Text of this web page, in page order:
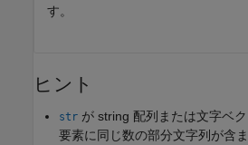
す。
ヒント
str が string 配列または文字ベ
要素に同じ数の部分文字列が含